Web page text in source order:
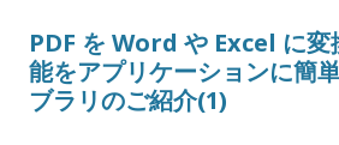
PDF を Word や Excel に変
能をアプリケーションに簡
ブラリのご紹介(1)